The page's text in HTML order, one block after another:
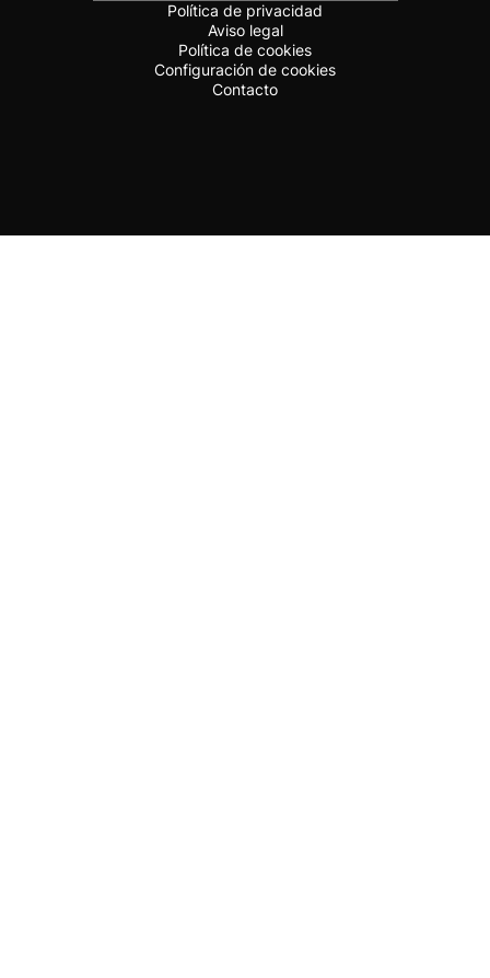
Política de privacidad
Aviso legal
Política de cookies
Configuración de cookies
Contacto